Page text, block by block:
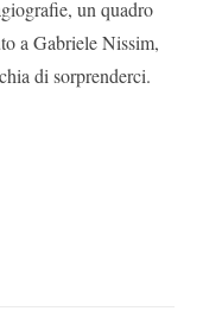
un quadro
a Gabriele Nissim,
di sorprenderci.